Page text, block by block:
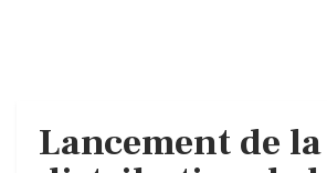
Lancement de la